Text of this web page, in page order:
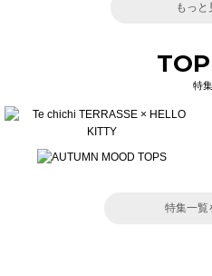
もっと
特集
特集一覧